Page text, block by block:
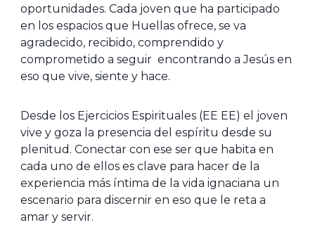
oportunidades. Cada joven que ha participado
en los espacios que Huellas ofrece, se va
agradecido, recibido, comprendido y
comprometido a seguir encontrando a Jesús en
eso que vive, siente y hace.
Desde los Ejercicios Espirituales (EE EE) el joven
vive y goza la presencia del espíritu desde su
plenitud. Conectar con ese ser que habita en
cada uno de ellos es clave para hacer de la
experiencia más íntima de la vida ignaciana un
escenario para discernir en eso que le reta a
amar y servir.